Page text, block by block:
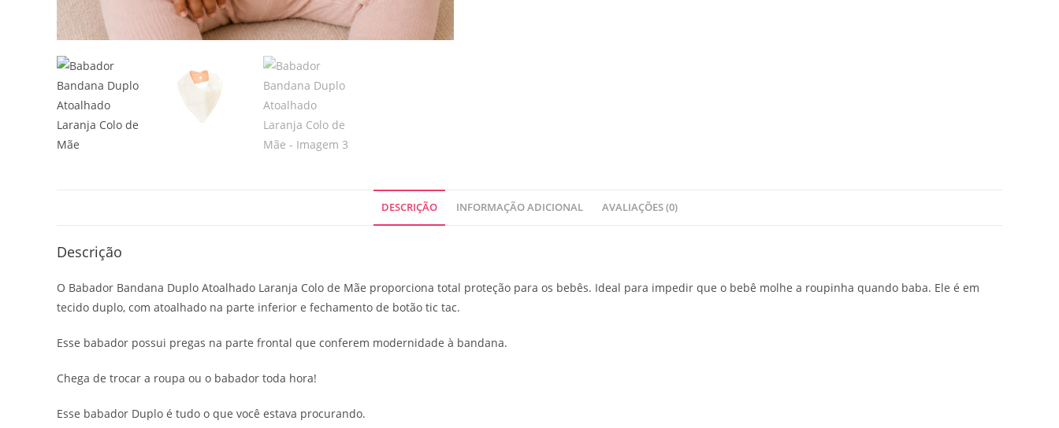
DESCRIÇÃO INFORMAÇÃO ADICIONAL AVALIAÇÕES (0)
Descrição
O Babador Bandana Duplo Atoalhado Laranja Colo de Mãe proporciona total proteção para os bebês. Ideal para impedir que o bebê molhe a roupinha quando baba. Ele é em
tecido duplo, com atoalhado na parte inferior e fechamento de botão tic tac.
Esse babador possui pregas na parte frontal que conferem modernidade à bandana.
Chega de trocar a roupa ou o babador toda hora!
Esse babador Duplo é tudo o que você estava procurando.